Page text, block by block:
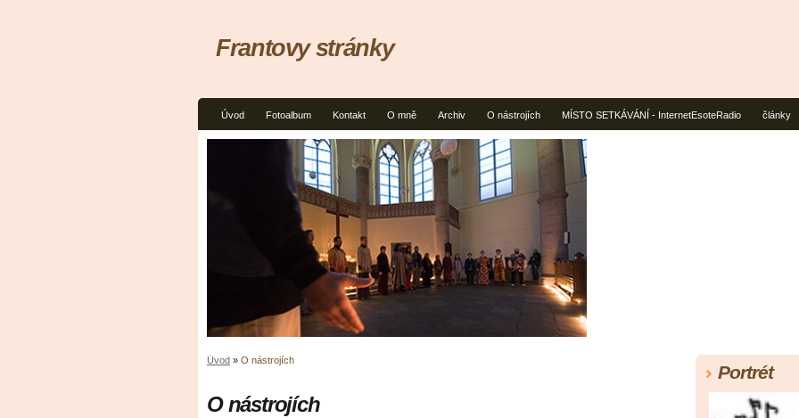
Úvod Fotoalbum Kontakt O mně Archiv O nástrojích MÍSTO SETKÁVÁNÍ - InternetEsoteRadio články
Frantovy stránky
Úvod » O nástrojích
O nástrojích
Portrét